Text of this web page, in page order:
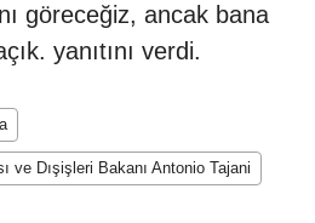
göreceğiz, ancak bana
yanıtını verdi.
ve Dışişleri Bakanı Antonio Tajani